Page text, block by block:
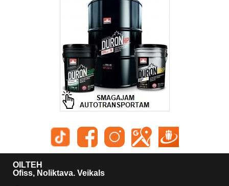
OILTEH
Ofiss, Noliktava. Veikals